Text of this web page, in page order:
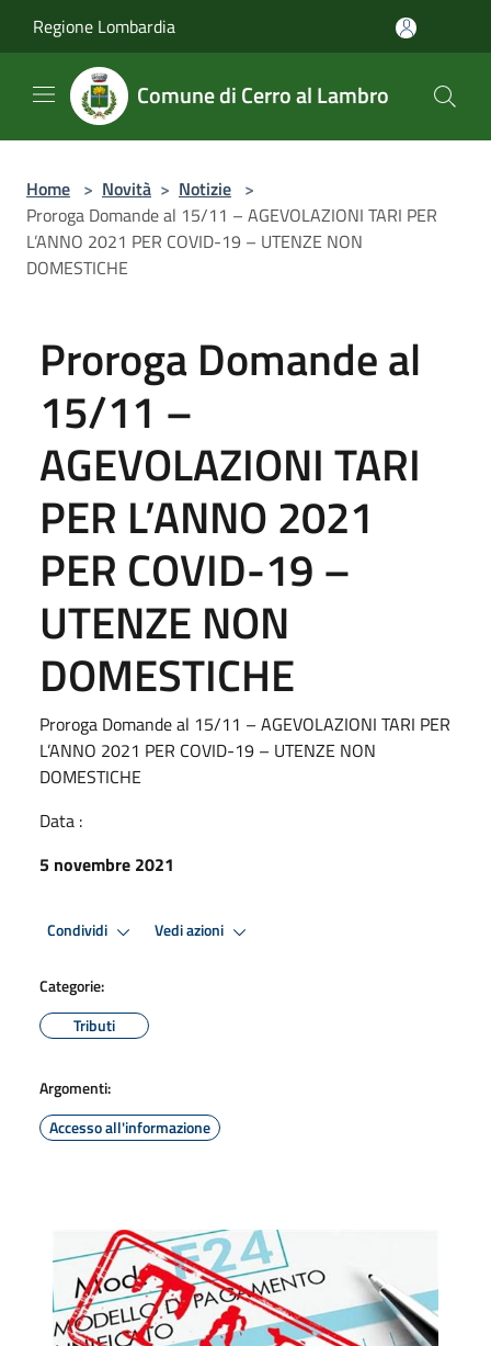
Regione Lombardia
Comune di Cerro al Lambro
Home > Novità > Notizie >
Proroga Domande al 15/11 – AGEVOLAZIONI TARI PER
L’ANNO 2021 PER COVID-19 – UTENZE NON
DOMESTICHE
Proroga Domande al
15/11 –
AGEVOLAZIONI TARI
PER L’ANNO 2021
PER COVID-19 –
UTENZE NON
DOMESTICHE
Proroga Domande al 15/11 – AGEVOLAZIONI TARI PER
L’ANNO 2021 PER COVID-19 – UTENZE NON
DOMESTICHE
Data :
5 novembre 2021
Condividi Vedi azioni
Categorie:
Tributi
Argomenti:
Accesso all'informazione